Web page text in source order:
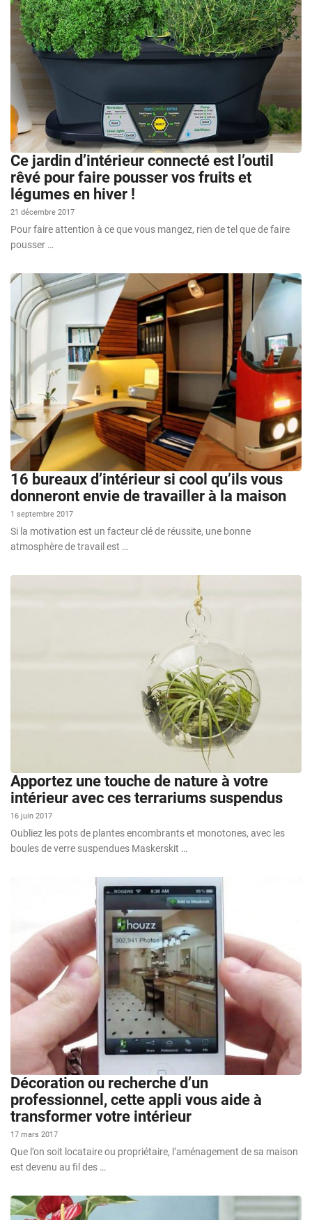
Ce jardin d’intérieur connecté est l’outil
rêvé pour faire pousser vos fruits et
légumes en hiver !
21 décembre 2017
Pour faire attention à ce que vous mangez, rien de tel que de faire
pousser …
16 bureaux d’intérieur si cool qu’ils vous
donneront envie de travailler à la maison
1 septembre 2017
Si la motivation est un facteur clé de réussite, une bonne
atmosphère de travail est …
Apportez une touche de nature à votre
intérieur avec ces terrariums suspendus
16 juin 2017
Oubliez les pots de plantes encombrants et monotones, avec les
boules de verre suspendues Maskerskit …
Décoration ou recherche d’un
professionnel, cette appli vous aide à
transformer votre intérieur
17 mars 2017
Que l’on soit locataire ou propriétaire, l’aménagement de sa maison
est devenu au fil des …